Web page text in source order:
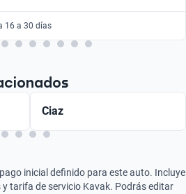
16 a 30 días
Ciaz
inicial definido para este auto. Incluye
tarifa de servicio Kavak. Podrás editar